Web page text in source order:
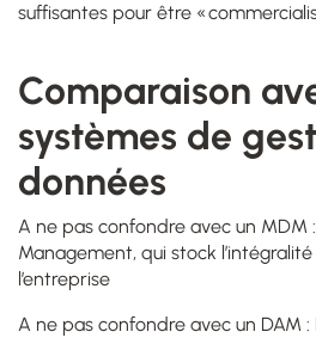
suffisantes pour être «
Comparaison
systèmes de
données
A ne pas confondre avec un MDM
Management, qui stock
l’entreprise
A ne pas confondre avec un DAM :